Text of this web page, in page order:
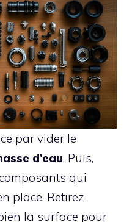
par vider le
d’eau. Puis,
qui
place. Retirez
la surface pour